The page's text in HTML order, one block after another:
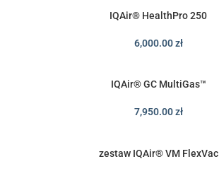
IQAir® HealthPro 250
6,000.00zł
IQAir® GC MultiGas™
7,950.00zł
zestaw IQAir® VM FlexVac